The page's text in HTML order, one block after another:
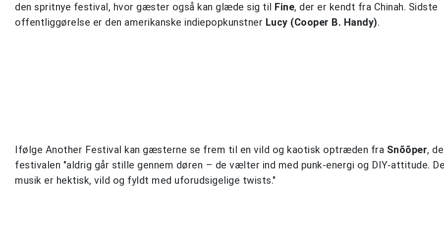
den spritnye festival, hvor gæster også kan glæde sig til Fine, der er kendt fra Chinah. Sidste
offentliggørelse er den amerikanske indiepopkunstner Lucy (Cooper B. Handy).
Ifølge Another Festival kan gæsterne se frem til en vild og kaotisk optræden fra Snõõper,
festivalen "aldrig går stille gennem døren – de vælter ind med punk-energi og DIY-attitude.
musik er hektisk, vild og fyldt med uforudsigelige twists."